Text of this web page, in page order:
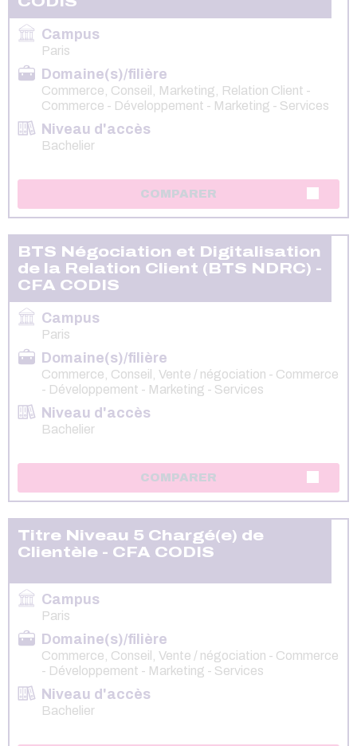
Campus
Paris
Domaine(s)/filière
Commerce, Conseil, Marketing, Relation Client -
Commerce - Développement - Marketing - Services
Niveau d'accès
Bachelier
COMPARER
BTS Négociation et Digitalisation
de la Relation Client (BTS NDRC) -
CFA CODIS
Campus
Paris
Domaine(s)/filière
Commerce, Conseil, Vente / négociation - Commerce
- Développement - Marketing - Services
Niveau d'accès
Bachelier
COMPARER
Titre Niveau 5 Chargé(e) de
Clientèle - CFA CODIS
Campus
Paris
Domaine(s)/filière
Commerce, Conseil, Vente / négociation - Commerce
- Développement - Marketing - Services
Niveau d'accès
Bachelier